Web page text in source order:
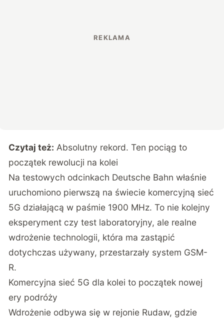
Czytaj też: Absolutny rekord. Ten pociąg to
początek rewolucji na kolei
Na testowych odcinkach Deutsche Bahn właśnie
uruchomiono pierwszą na świecie komercyjną sieć
5G działającą w paśmie 1900 MHz. To nie kolejny
eksperyment czy test laboratoryjny, ale realne
wdrożenie technologii, która ma zastąpić
dotychczas używany, przestarzały system GSM-
R.
Komercyjna sieć 5G dla kolei to początek nowej
ery podróży
Wdrożenie odbywa się w rejonie Rudaw, gdzie